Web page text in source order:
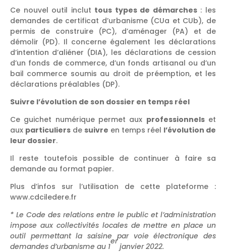
Ce nouvel outil inclut tous types de démarches: les
demandes de certificat d’urbanisme (CUa et CUb), de
permis de construire (PC), d’aménager (PA) et de
démolir (PD). Il concerne également les déclarations
d’intention d’aliéner (DIA), les déclarations de cession
d’un fonds de commerce, d’un fonds artisanal ou d’un
bail commerce soumis au droit de préemption, et les
déclarations préalables (DP).
Suivre l’évolution de son dossier en temps réel
Ce guichet numérique permet aux professionnelset
aux particuliers de suivre en temps réel l’évolution de
leur dossier.
Il reste toutefois possible de continuer à faire sa
demande au format papier.
Plus d’infos sur l’utilisation de cette plateforme :
www.cdciledere.fr
* Le Code des relations entre le public et l’administration
impose aux collectivités locales de mettre en place un
outil permettant la saisine par voie électronique des
demandes d’urbanisme au 1
er
janvier 2022.